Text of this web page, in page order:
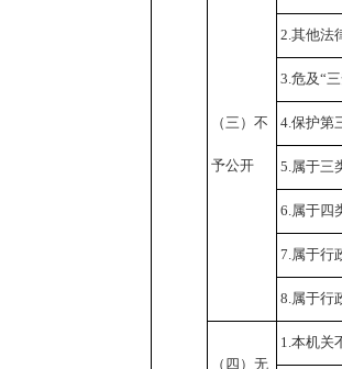
（三）不
予公开
2.其他法
3.危及“
4.保护第
5.属于三
6.属于四
7.属于行
8.属于行
（四）无
1.本机关